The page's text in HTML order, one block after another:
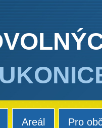
Areál Pro